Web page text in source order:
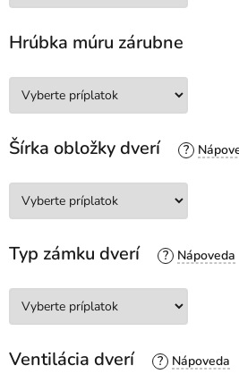
Hrúbka múru zárubne
Šírka obložky dverí ?
Typ zámku dverí ?
Ventilácia dverí ?